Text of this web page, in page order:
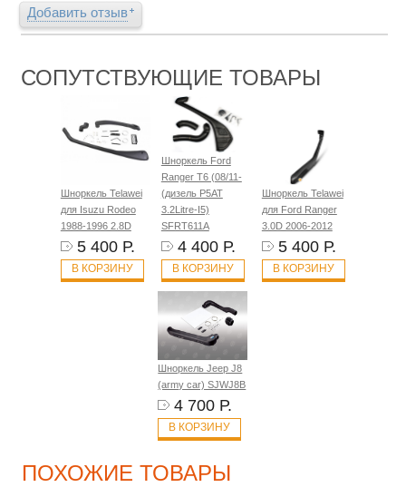
Добавить отзыв
СОПУТСТВУЮЩИЕ ТОВАРЫ
Шноркель Telawei
для Isuzu Rodeo
1988-1996 2.8D
5 400 Р.
В КОРЗИНУ
Шноркель Ford
Ranger T6 (08/11-
(дизель P5AT
3.2Litre-I5)
SFRT611A
4 400 Р.
В КОРЗИНУ
Шноркель Telawei
для Ford Ranger
3.0D 2006-2012
5 400 Р.
В КОРЗИНУ
Шноркель Jeep J8
(army car) SJWJ8B
4 700 Р.
В КОРЗИНУ
ПОХОЖИЕ ТОВАРЫ